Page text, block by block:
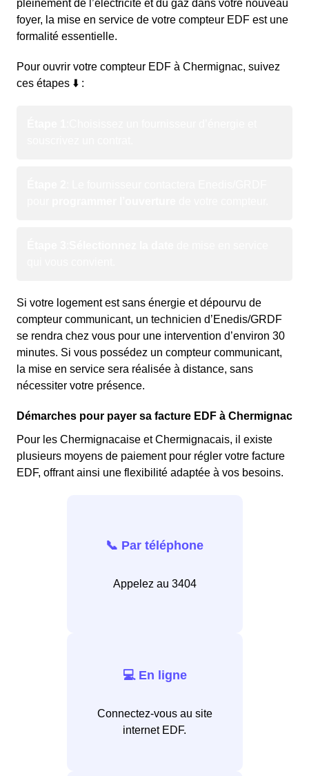
pleinement de l’électricité et du gaz dans votre nouveau
foyer, la mise en service de votre compteur EDF est une
formalité essentielle.
Pour ouvrir votre compteur EDF à Chermignac, suivez
ces étapes ⬇️ :
Si votre logement est sans énergie et dépourvu de
compteur communicant, un technicien d’Enedis/GRDF
se rendra chez vous pour une intervention d’environ 30
minutes. Si vous possédez un compteur communicant,
la mise en service sera réalisée à distance, sans
nécessiter votre présence.
Démarches pour payer sa facture EDF à Chermignac
Pour les Chermignacaise et Chermignacais, il existe
plusieurs moyens de paiement pour régler votre facture
EDF, offrant ainsi une flexibilité adaptée à vos besoins.
📞 Par téléphone
Appelez au 3404
💻 En ligne
Connectez-vous au site
internet EDF.